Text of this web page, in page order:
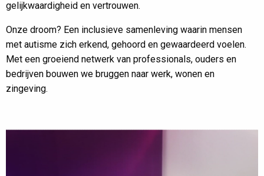
gelijkwaardigheid en vertrouwen.
Onze droom? Een inclusieve samenleving waarin mensen
met autisme zich erkend, gehoord en gewaardeerd voelen.
Met een groeiend netwerk van professionals, ouders en
bedrijven bouwen we bruggen naar werk, wonen en
zingeving.